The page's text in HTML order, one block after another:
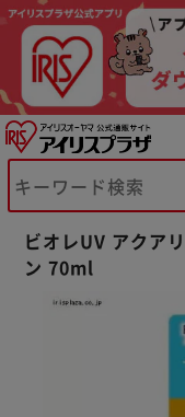
ビオレUV アクア
ン 70ml
※ご確認くだ
カートに入れ